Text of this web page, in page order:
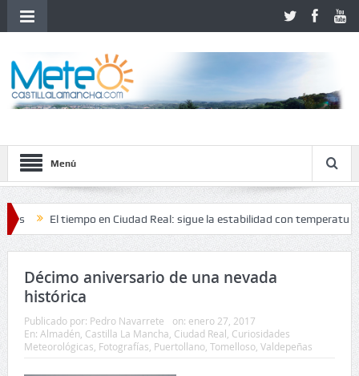
Menú
El tiempo en Ciudad Real: sigue la estabilidad con temperaturas en
Décimo aniversario de una nevada
histórica
Publicado por: Pedro Navarrete on: enero 27, 2017
En: Almadén, Castilla La Mancha, Ciudad Real, Curiosidades
Meteorológicas, Fotografías, Puertollano, Tomelloso, Valdepeñas